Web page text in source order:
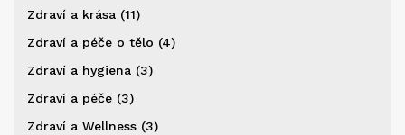
Zdraví a krása (11)
Zdraví a péče o tělo (4)
Zdraví a hygiena (3)
Zdraví a péče (3)
Zdraví a Wellness (3)